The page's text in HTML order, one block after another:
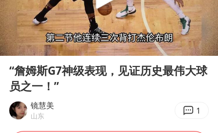
向鹏0-3不敌张本智和
佛山通报笔试前13被淘汰后5名进体检
“新疆阿勒泰八月能滑雪”不实
广东雷州通报特教老师招聘违规事件
陈幸同晋级WTT横滨冠军赛8强
Play
00:00 02:19
“詹姆斯G7神级表现，见证历史最伟大球
员之一！”
镜慧美
山东 1